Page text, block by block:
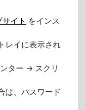
イト をインス
レイに表示され
ター → スクリ
は、パスワード